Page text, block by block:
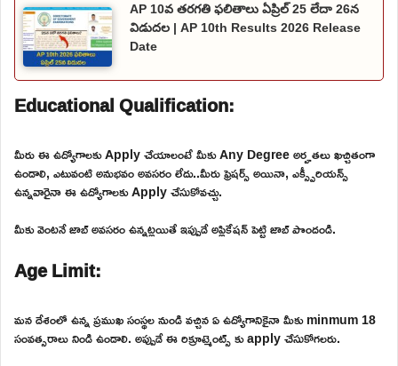
AP 10వ తరగతి ఫలితాలు ఏప్రిల్ 25 లేదా 26న
విడుదల | AP 10th Results 2026 Release
Date
Educational Qualification:
మీరు ఈ ఉద్యోగాలకు Apply చేయాలంటే మీకు Any Degree అర్హతలు ఖచ్చితంగా
ఉండాలి, ఎటువంటి అనుభవం అవసరం లేదు..మీరు ఫ్రెషర్స్ అయినా, ఎక్స్పీరియన్స్
ఉన్నవారైనా ఈ ఉద్యోగాలకు Apply చేసుకోవచ్చు.
మీకు వెంటనే జాబ్ అవసరం ఉన్నట్లయితే ఇప్పుడే అప్లికేషన్ పెట్టి జాబ్ పొందండి.
Age Limit:
మన దేశంలో ఉన్న ప్రముఖ సంస్థల నుండి వచ్చిన ఏ ఉద్యోగానికైనా మీకు minmum 18
సంవత్సరాలు నిండి ఉండాలి. అప్పుడే ఈ రిక్రూట్మెంట్స్ కు apply చేసుకోగలరు.